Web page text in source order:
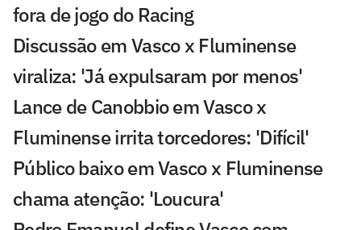
fora de jogo do Racing
Discussão em Vasco x Fluminense
viraliza: 'Já expulsaram por menos'
Lance de Canobbio em Vasco x
Fluminense irrita torcedores: 'Difícil'
Público baixo em Vasco x Fluminense
chama atenção: 'Loucura'